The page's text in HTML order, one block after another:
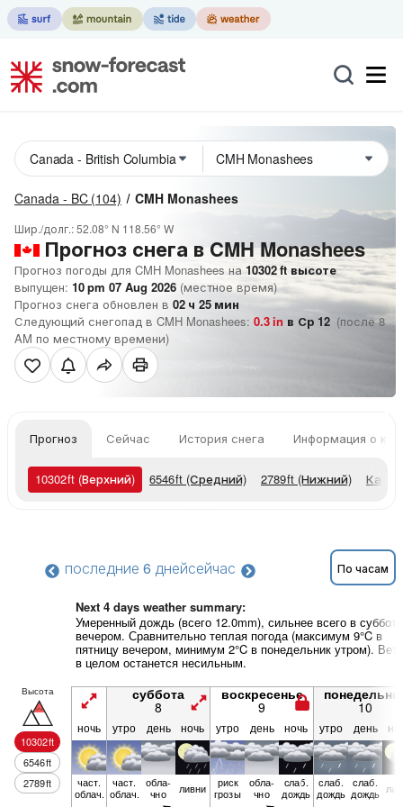
Canada - BC (104) CMH Monashees
Шир./долг.:52.08° N 118.56° W
Прогноз снега в CMH Monashees
Прогноз погоды для CMH Monashees на 10302ft высоте
выпущен: 10 pm 07 Aug 2026 (местное время)
Прогноз снега обновлен в 02 ч 25 мин
Следующий снегопад в CMH Monashees: 0.3in в Ср 12 (после 8
AM по местному времени)
Прогноз Сейчас История снега Информация о
10302ft (Верхний) 6546ft (Средний) 2789ft (Нижний)
последние 6 днейсейчас По часам
Next 4 days weather summary:
Умеренный дождь (всего 12.0mm), сильнее всего в субботу
вечером. Сравнительно теплая погода (максимум 9°C в
пятницу вечером, минимум 2°C в понедельник утром).
в целом останется несильным.
Высота
10302ft
6546ft
2789ft
суббота
8
воскресенье
9 10
ночь утро день ночь утро день ночь утро день
част.
облач.
част.
облач.
обла­
чно ливни риск
грозы
обла­
чно
слаб.
дождь
слаб.
дождь
слаб.
дождь